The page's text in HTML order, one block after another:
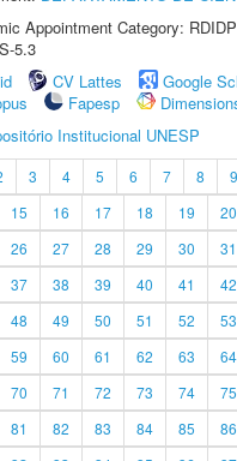
Appointment Category:
5.3
CV Lattes
Google
Fapesp
Institucional UNESP
3 4 5 6 7 8 9
15 16 17 18 19 20
26 27 28 29 30 31
37 38 39 40 41 42
48 49 50 51 52 53
59 60 61 62 63 64
70 71 72 73 74 75
81 82 83 84 85 86